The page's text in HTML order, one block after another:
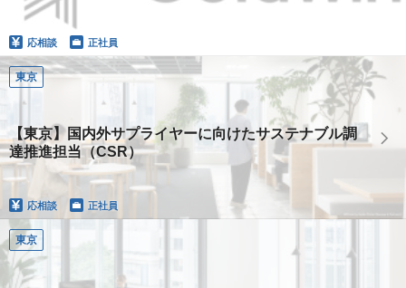
応相談 正社員
東京
【東京】国内外サプライヤーに向けたサステナブル調
達推進担当（CSR）
応相談 正社員
東京